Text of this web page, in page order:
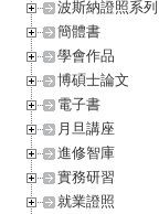
波斯納證照系列
簡體書
學會作品
博碩士論文
電子書
月旦講座
進修智庫
實務研習
就業證照